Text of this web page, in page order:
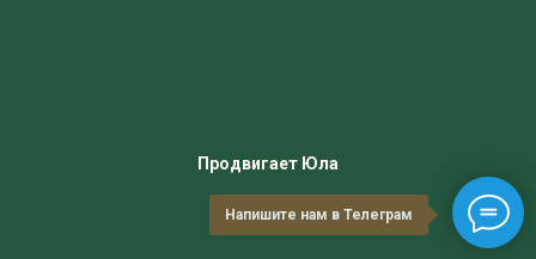
Продвигает Юла
Напишите нам в Телеграм